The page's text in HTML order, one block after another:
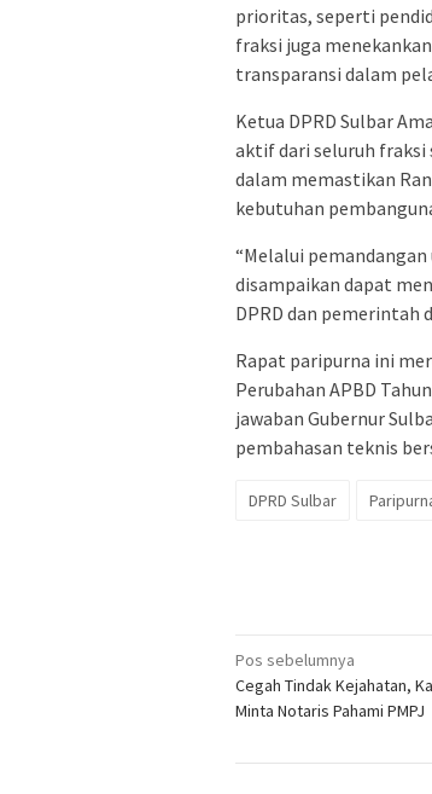
prioritas, seperti
fraksi juga
transparansi dalam
Ketua DPRD Sulbar
aktif dari seluruh
dalam memastikan
kebutuhan
“Melalui
disampaikan dapat
DPRD dan pemerintah
Rapat paripurna ini
Perubahan APBD
jawaban Gubernur
pembahasan teknis
DPRD Sulbar
Navigasi
pos
Pos sebelumnya
Cegah Tindak Kejahatan,
Minta Notaris Pahami PMPJ